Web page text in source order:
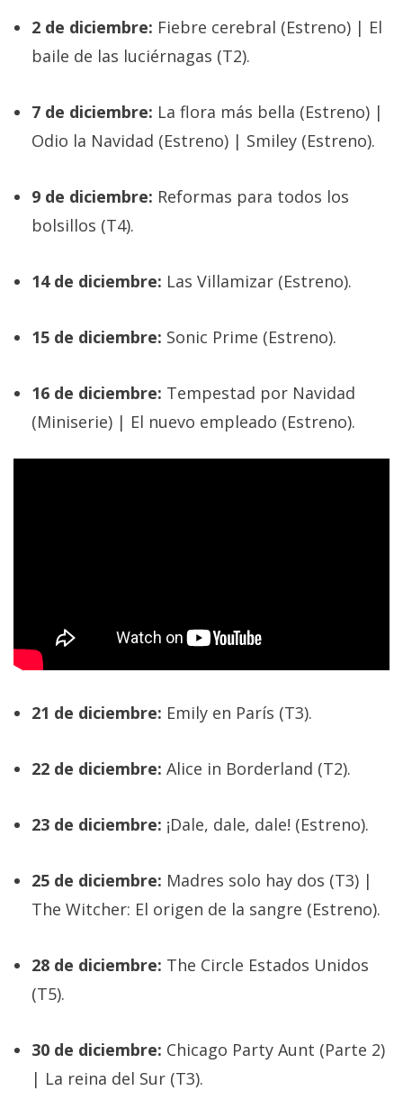
ordenadores,
apps,
informática,
trucos y
tutoriales.
(CC) 2006-
2026.Algunos
derechos
2 de diciembre: Fiebre cerebral (Estreno) | El
baile de las luciérnagas (T2).
7 de diciembre: La flora más bella (Estreno) |
Odio la Navidad (Estreno) | Smiley (Estreno).
9 de diciembre: Reformas para todos los
bolsillos (T4).
14 de diciembre: Las Villamizar (Estreno).
15 de diciembre: Sonic Prime (Estreno).
16 de diciembre: Tempestad por Navidad
(Miniserie) | El nuevo empleado (Estreno).
21 de diciembre: Emily en París (T3).
22 de diciembre: Alice in Borderland (T2).
23 de diciembre: ¡Dale, dale, dale! (Estreno).
25 de diciembre: Madres solo hay dos (T3) |
The Witcher: El origen de la sangre (Estreno).
28 de diciembre: The Circle Estados Unidos
(T5).
30 de diciembre: Chicago Party Aunt (Parte 2)
| La reina del Sur (T3).